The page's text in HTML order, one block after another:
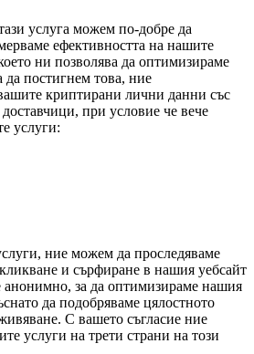
услуга можем по-добре да
ефективността на нашите
ни позволява да оптимизираме
да постигнем това, ние
криптирани лични данни със
при условие че вече
услуги:
ние можем да проследяваме
и сърфиране в нашия уебсайт
анонимно, за да оптимизираме нашия
да подобряваме цялостното
С вашето съгласие ние
услуги на трети страни на този